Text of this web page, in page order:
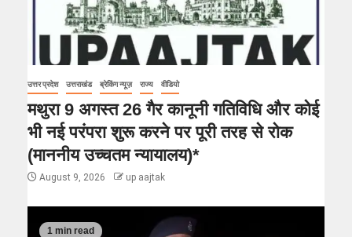
उत्तर प्रदेश उत्तराखंड ब्रेकिंग न्यूज़ राज्य वीडियो
मथुरा 9 अगस्त 26 गैर कानूनी गतिविधि और कोई
भी नई परंपरा शुरू करने पर पूरी तरह से रोक
(माननीय उच्चतम न्यायालय)*
August 9, 2026 up aajtak
1 min read